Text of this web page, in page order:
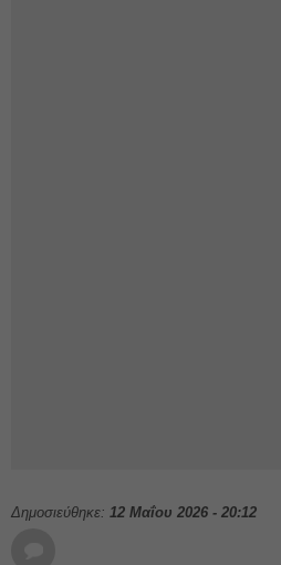
Δημοσιεύθηκε: 12 Μαΐου 2026 - 20:12